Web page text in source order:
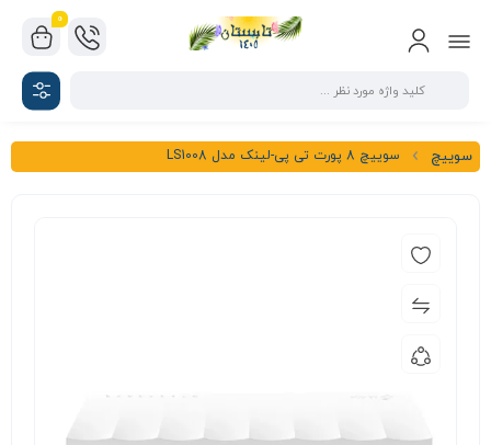
0
سوییچ سوییچ 8 پورت تی پی-لینک مدل LS1008